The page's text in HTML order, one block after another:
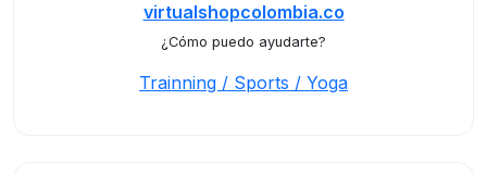
virtualshopcolombia.co
¿Cómo puedo ayudarte?
Trainning / Sports / Yoga